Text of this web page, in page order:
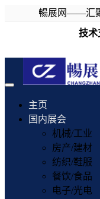
暢展网——汇
技术
Toggle
navigation
主页
国内展会
机械/工业
房产/建材
纺织/鞋服
餐饮/食品
电子/光电